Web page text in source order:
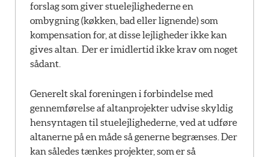
forslag som giver stuelejlighederne en
ombygning (køkken, bad eller lignende) som
kompensation for, at disse lejligheder ikke kan
gives altan. Der er imidlertid ikke krav om noget
sådant.
Generelt skal foreningen i forbindelse med
gennemførelse af altanprojekter udvise skyldig
hensyntagen til stuelejlighederne, ved at udføre
altanerne på en måde så generne begrænses. Der
kan således tænkes projekter, som er så